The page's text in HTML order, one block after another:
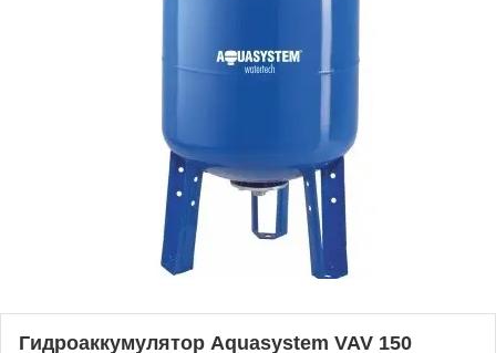
Гидроаккумулятор Aquasystem VAV 150